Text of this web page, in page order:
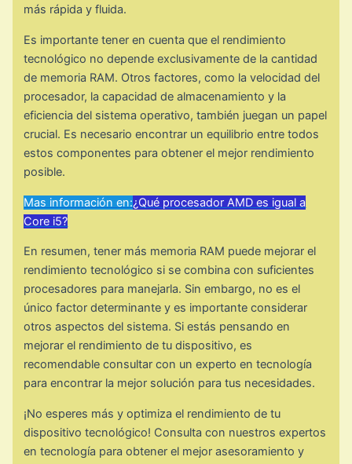
más rápida y fluida.
Es importante tener en cuenta que el rendimiento
tecnológico no depende exclusivamente de la cantidad
de memoria RAM. Otros factores, como la velocidad del
procesador, la capacidad de almacenamiento y la
eficiencia del sistema operativo, también juegan un papel
crucial. Es necesario encontrar un equilibrio entre todos
estos componentes para obtener el mejor rendimiento
posible.
Mas información en:¿Qué procesador AMD es igual a
Core i5?
En resumen, tener más memoria RAM puede mejorar el
rendimiento tecnológico si se combina con suficientes
procesadores para manejarla. Sin embargo, no es el
único factor determinante y es importante considerar
otros aspectos del sistema. Si estás pensando en
mejorar el rendimiento de tu dispositivo, es
recomendable consultar con un experto en tecnología
para encontrar la mejor solución para tus necesidades.
¡No esperes más y optimiza el rendimiento de tu
dispositivo tecnológico! Consulta con nuestros expertos
en tecnología para obtener el mejor asesoramiento y